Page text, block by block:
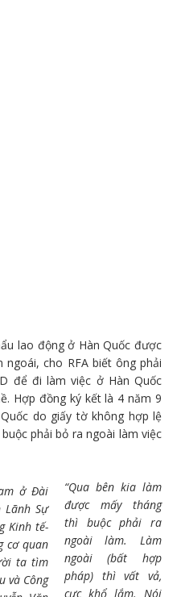
lao động ở Hàn Quốc được
cho RFA biết ông phải
để đi làm việc ở Hàn Quốc
Hợp đồng ký kết là 4 năm 9
do giấy tờ không hợp lệ
phải bỏ ra ngoài làm việc
ở Đài
Sự
Kinh tế-
cơ quan
ta tìm
và Công
“Qua bên kia làm
được mấy tháng
thì buộc phải ra
ngoài làm. Làm
ngoài (bất hợp
pháp) thì vất vả,
cực khổ lắm. Nói